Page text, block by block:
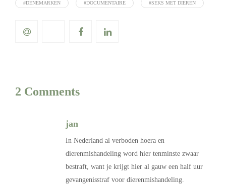
#DENEMARKEN #DOCUMENTAIRE #SEKS MET DIEREN
2 Comments
jan
In Nederland al verboden hoera en
dierenmishandeling word hier tenminste zwaar
bestraft, want je krijgt hier al gauw een half uur
gevangenisstraf voor dierenmishandeling.